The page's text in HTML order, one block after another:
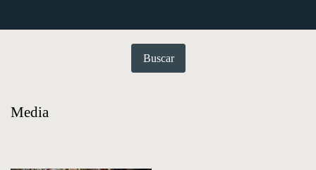
Buscar
Media